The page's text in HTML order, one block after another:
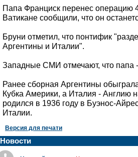
Папа Франциск перенес
Ватикане сообщили, что он
Бруни отметил, что понтифик
Аргентины и Италии".
Западные СМИ отмечают, что папа
Ранее сборная Аргентины
Кубка Америки, а Италия - Англию
родился в 1936 году в Буэнос-
Италии.
Версия для печати
Новости